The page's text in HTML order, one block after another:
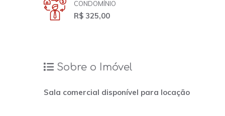
CONDOMÍNIO
R$ 325,00
Sobre o Imóvel
Sala comercial disponível para locação